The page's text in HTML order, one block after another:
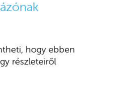
hogy ebben
részleteiről